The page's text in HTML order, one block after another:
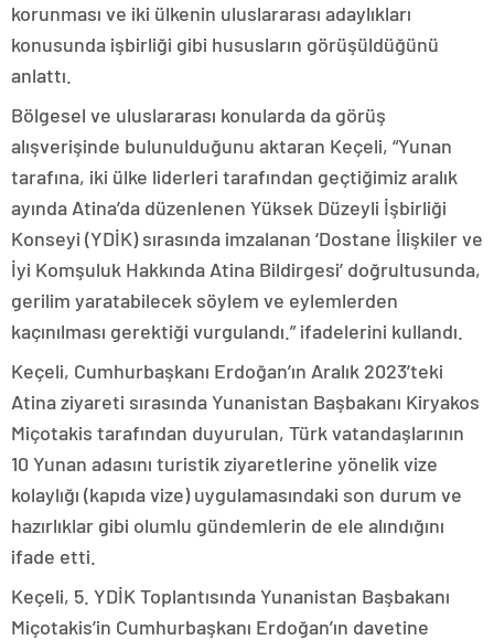
korunması ve iki ülkenin uluslararası adaylıkları
konusunda işbirliği gibi hususların görüşüldüğünü
anlattı.
Bölgesel ve uluslararası konularda da görüş
alışverişinde bulunulduğunu aktaran Keçeli, “Yunan
tarafına, iki ülke liderleri tarafından geçtiğimiz aralık
ayında Atina’da düzenlenen Yüksek Düzeyli İşbirliği
Konseyi (YDİK) sırasında imzalanan ‘Dostane İlişkiler ve
İyi Komşuluk Hakkında Atina Bildirgesi’ doğrultusunda,
gerilim yaratabilecek söylem ve eylemlerden
kaçınılması gerektiği vurgulandı.” ifadelerini kullandı.
Keçeli, Cumhurbaşkanı Erdoğan’ın Aralık 2023’teki
Atina ziyareti sırasında Yunanistan Başbakanı Kiryakos
Miçotakis tarafından duyurulan, Türk vatandaşlarının
10 Yunan adasını turistik ziyaretlerine yönelik vize
kolaylığı (kapıda vize) uygulamasındaki son durum ve
hazırlıklar gibi olumlu gündemlerin de ele alındığını
ifade etti.
Keçeli, 5. YDİK Toplantısında Yunanistan Başbakanı
Miçotakis’in Cumhurbaşkanı Erdoğan’ın davetine